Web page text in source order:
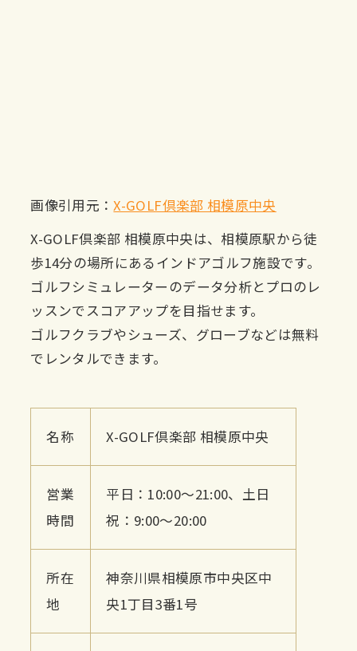
画像引用元：X-GOLF倶楽部 相模原中央
X-GOLF倶楽部 相模原中央は、相模原駅から徒
歩14分の場所にあるインドアゴルフ施設です。
ゴルフシミュレーターのデータ分析とプロのレ
ッスンでスコアアップを目指せます。
ゴルフクラブやシューズ、グローブなどは無料
でレンタルできます。
名称 X-GOLF倶楽部 相模原中央
営業
時間
平日：10:00〜21:00、土日
祝：9:00〜20:00
所在
地
神奈川県相模原市中央区中
央1丁目3番1号